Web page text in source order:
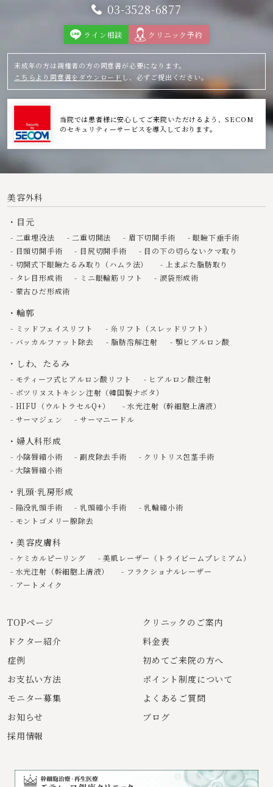
03-3528-6877
ライン相談 クリニック予約
未成年の方は親権者の方の同意書が必要になります。
こちらより同意書をダウンロード し、必ずご提出ください。
当院では患者様に安心してご来院いただけるよう、SECOM
のセキュリティーサービスを導入しております。
TOPページ
クリニックのご案内
ドクター紹介
料金表
症例
初めてご来院の方へ
お支払い方法
ポイント制度について
モニター募集
よくあるご質問
お知らせ
ブログ
採用情報
美容外科
目元
二重埋没法 二重切開法 眉下切開手術
眼瞼下垂手術
目頭切開手術
目尻切開手術
目の下の切らないクマ取り
切開式下眼瞼たるみ取り（ハムラ法）
上まぶた脂肪取り
タレ目形成術
ミニ眼輪筋リフト
涙袋形成術
蒙古ひだ形成術
輪郭
ミッドフェイスリフト
糸リフト（スレッドリフト）
バッカルファット除去
脂肪溶解注射 顎ヒアルロン酸
しわ、たるみ
モティーフ式ヒアルロン酸リフト
ヒアルロン酸注射
ボツリヌストキシン注射（韓国製ナボタ）
HIFU（ウルトラセルQ+）
水光注射（幹細胞上清液）
サーマジェン
サーマニードル
婦人科形成
小陰唇縮小術 副皮除去手術
クリトリス包茎手術
大陰唇縮小術
乳頭·乳房形成
陥没乳頭手術 乳頭縮小手術
乳輪縮小術
モントゴメリー腺除去
美容皮膚科
ケミカルピーリング
美肌レーザー（トライビームプレミアム）
水光注射（幹細胞上清液）
フラクショナルレーザー
アートメイク